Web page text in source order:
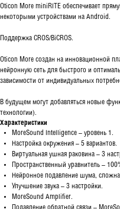
Oticon More miniRITE обеспечивает
некоторыми устройствами на Android.
Поддержка CROS/BiCROS.
Oticon More создан на инновационной
нейронную сеть для быстрого и
зависимости от индивидуальных
В будущем могут добавляться новые
технологии).
Характеристики
MoreSound Intelligence – уровень 1.
Настройка окружения – 5 вариантов.
Виртуальная ушная раковина – 3
Пространственный уравнитель –
Нейронное подавление шума,
Улучшение звука – 3 настройки.
MoreSound Amplifier.